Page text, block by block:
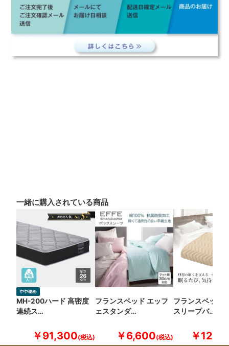
一緒に購入されている商品
MH-200ハード 高密度
連続ス…
￥91,300
フランスベッド エッフ
ェスタンダ…
￥6,600
フランスベッド
スリープバ…
￥